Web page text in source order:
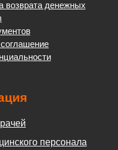
возврата денежных
персонала